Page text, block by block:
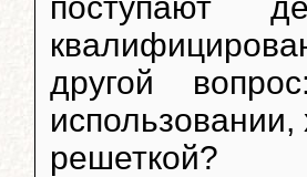
другой
решеткой?